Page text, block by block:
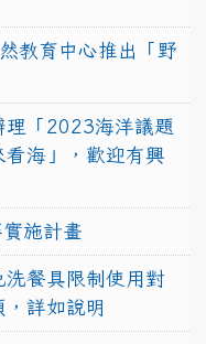
教育中心推出「野
理「2023海洋議題
海」，歡迎有興
施計畫
餐具限制使用對
詳如說明